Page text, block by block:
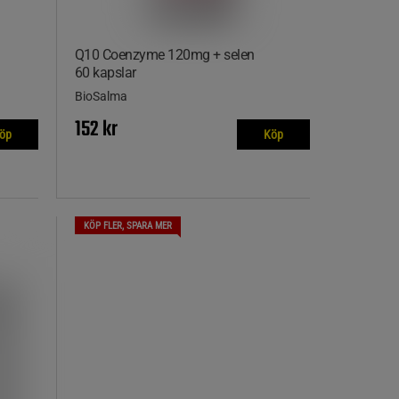
Q10 Coenzyme 120mg + selen
60 kapslar
BioSalma
152 kr Köp
KÖP FLER, SPARA MER